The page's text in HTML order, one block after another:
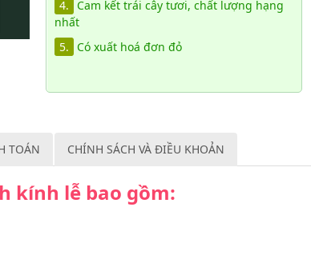
4.
Cam kết trái cây tươi, chất lượng hạng
nhất
5.
Có xuất hoá đơn đỏ
TOÁN CHÍNH SÁCH VÀ ĐIỀU KHOẢN
kính lễ bao gồm: